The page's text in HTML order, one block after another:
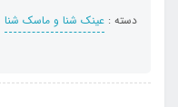
دسته : عینک شنا و ماسک شنا